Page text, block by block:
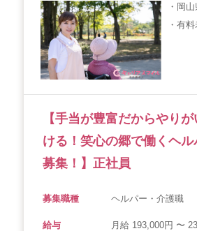
・岡
・有
【手当が豊富だからやり
ける！笑心の郷で働くヘ
募集！】正社員
募集職種 ヘルパー・介護職
給与 月給 193,000円 〜